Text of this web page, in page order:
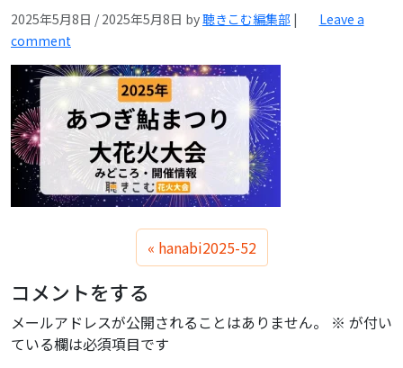
2025年5月8日 / 2025年5月8日 by聴きこむ編集部 |
Leave a
comment
hanabi2025-52
コメントをする
メールアドレスが公開されることはありません。 ※ が付い
ている欄は必須項目です